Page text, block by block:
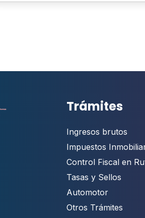
Trámites
Ingresos brutos
Impuestos
Control Fiscal en
Tasas y Sellos
Automotor
Otros Trámites